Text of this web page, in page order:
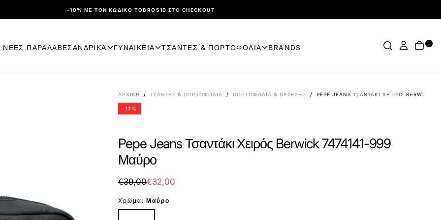
-10% ΜΕ ΤΟΝ ΚΩΔΙΚΌ TOBROS10 ΣΤΟ CHECKOUT
ΝΕΕΣ ΠΑΡΑΛΑΒΕΣΑΝΔΡΙΚΑ ΓΥΝΑΙΚΕΙΑ ΤΣΑΝΤΕΣ & ΠΟΡΤΟΦΟΛΙΑ BRANDS
ΑΡΧΙΚΉ / ΤΣΑΝΤΕΣ & ΠΟΡΤΟΦΟΛΙΑ / ΠΟΡΤΟΦΌΛΙΑ & ΝΕΣΕΣΈΡ / PEPE JEANS ΤΣΑΝΤΆΚΙ ΧΕΙΡΌΣ BERWICK
-17%
Pepe Jeans Τσαντάκι Χειρός Berwick 7474141-999
Μαύρο
€32,00
Τιμή
€39,00Τιμή
έκπτωση
€32,00
Χρώμα: Μαύρο